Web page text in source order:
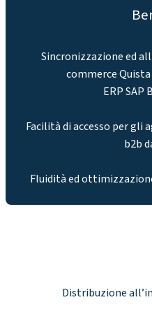
Sincronizzazione ed
commerce
ERP SAP
Facilità di accesso per gli
b2b
Fluidità ed
Distribuzione